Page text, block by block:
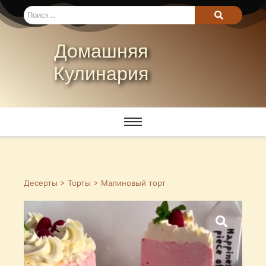
Домашняя
Кулинария
Десерты > Торты > Малиновый торт